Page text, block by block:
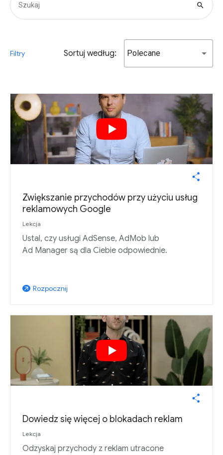
search
Filtry Sortuj według: Polecane
Zwiększanie przychodów przy użyciu usług
reklamowych Google
Lekcja
Ustal, czy usługi AdSense, AdMob lub
Ad Manager są dla Ciebie odpowiednie.
arrow_outward Rozpocznij
Dowiedz się więcej o blokadach reklam
Lekcja
Odzyskaj przychody z reklam utracone